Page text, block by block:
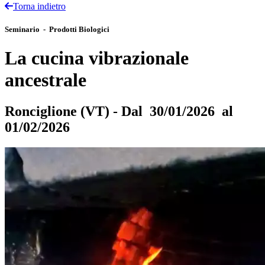
Torna indietro
Seminario - Prodotti Biologici
La cucina vibrazionale
ancestrale
Ronciglione (VT) - Dal 30/01/2026 al
01/02/2026